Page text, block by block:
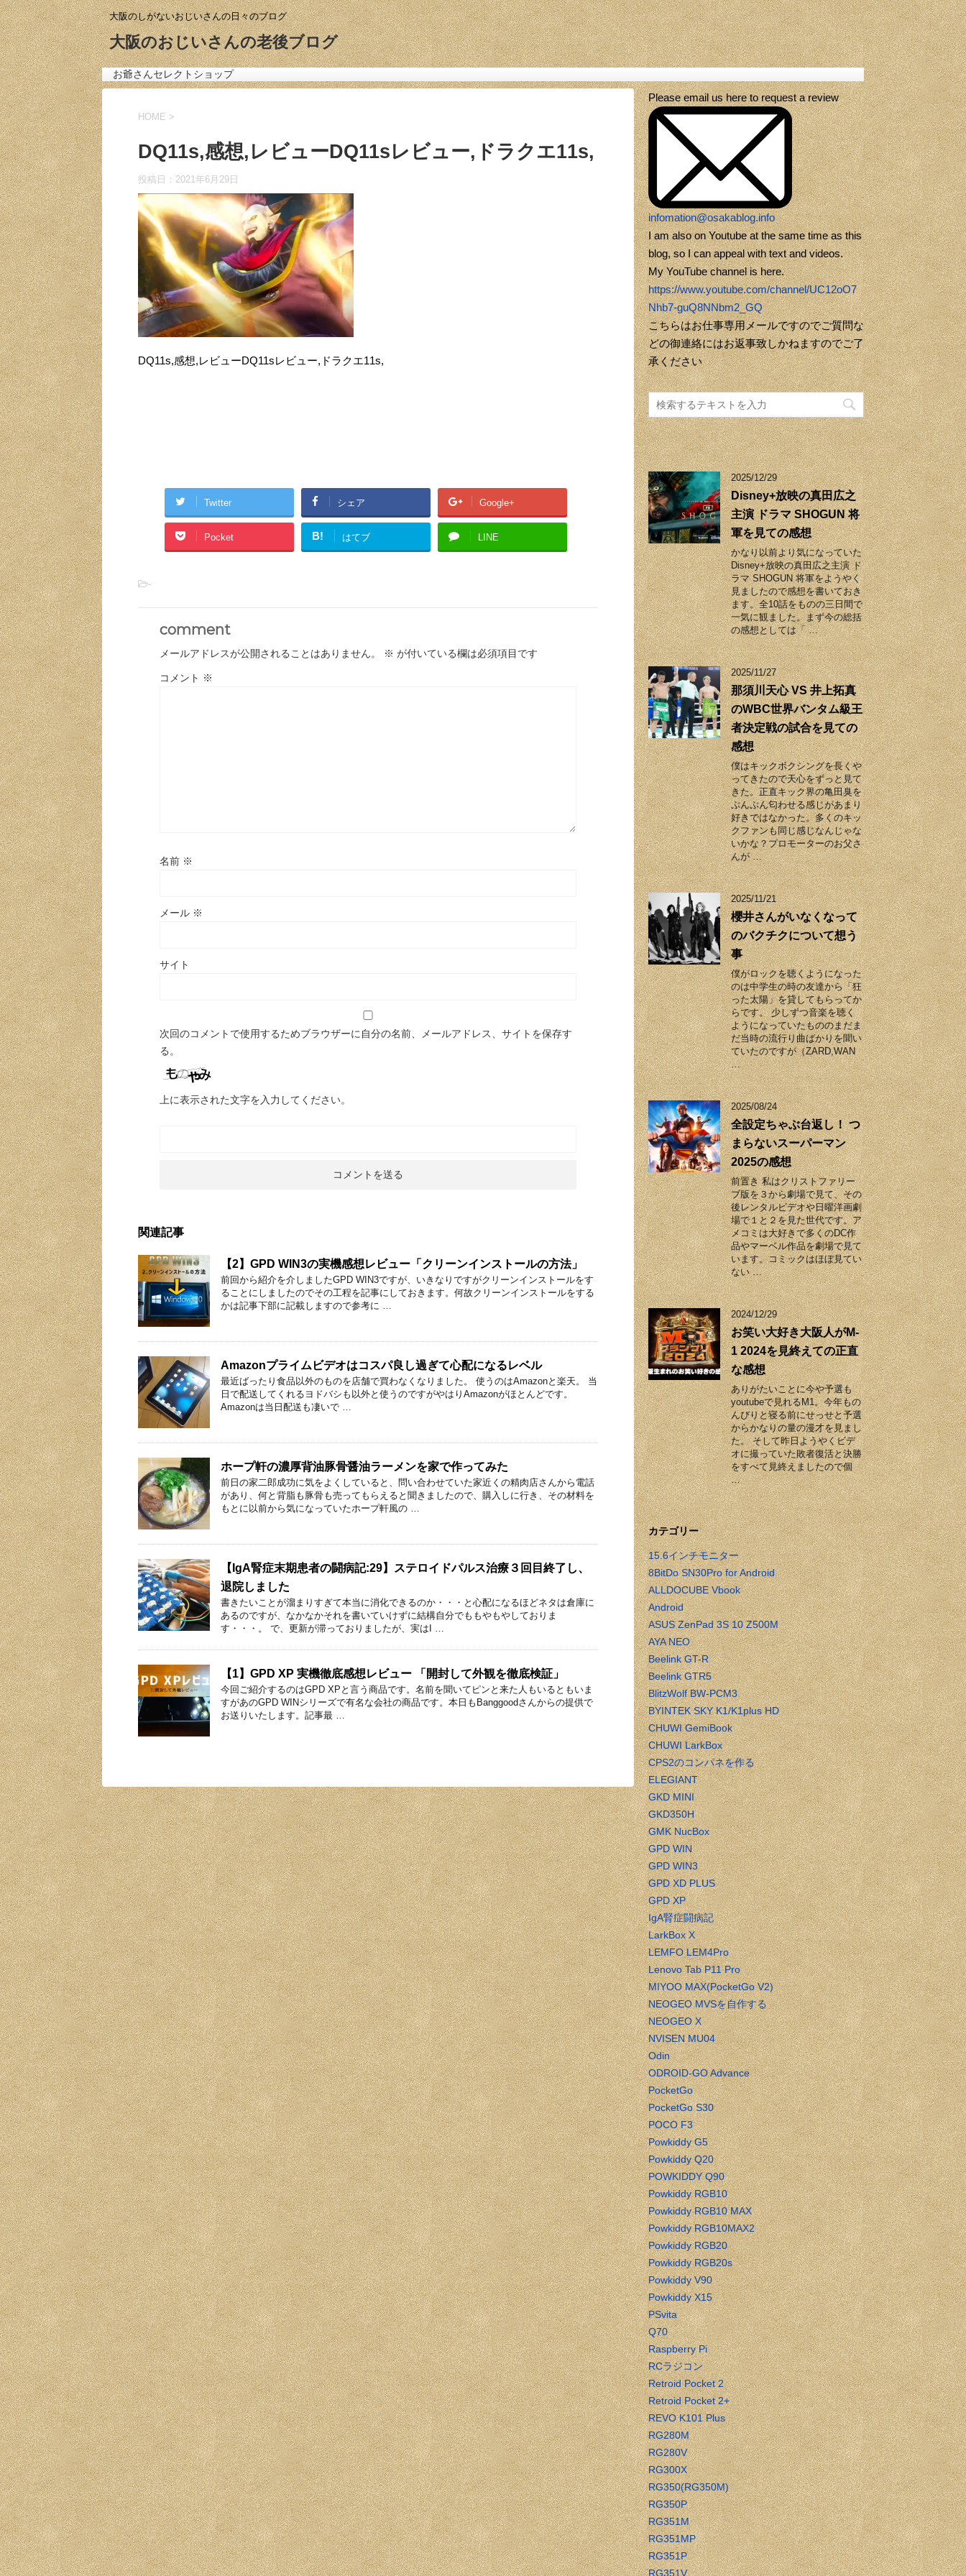
大阪のしがないおじいさんの日々のブログ
大阪のおじいさんの老後ブログ
お爺さんセレクトショップ
HOME >
DQ11s,感想,レビューDQ11sレビュー,ドラクエ11s,
投稿日： 2021年6月29日
DQ11s,感想,レビューDQ11sレビュー,ドラクエ11s,
Twitter シェア Google+
Pocket B! はてブ LINE
-
comment
メールアドレスが公開されることはありません。 ※ が付いている欄は必須項目です
コメント ※
名前 ※
メール ※
サイト
次回のコメントで使用するためブラウザーに自分の名前、メールアドレス、サイトを保存す
る。
上に表示された文字を入力してください。
関連記事
【2】GPD WIN3の実機感想レビュー「クリーンインストールの方法」
前回から紹介を介しましたGPD WIN3ですが、いきなりですがクリーンインストールをす
ることにしましたのでその工程を記事にしておきます。何故クリーンインストールをする
かは記事下部に記載しますので参考に …
Amazonプライムビデオはコスパ良し過ぎて心配になるレベル
最近ばったり食品以外のものを店舗で買わなくなりました。 使うのはAmazonと楽天。 当
日で配送してくれるヨドバシも以外と使うのですがやはりAmazonがほとんどです。
Amazonは当日配送も凄いで …
ホープ軒の濃厚背油豚骨醤油ラーメンを家で作ってみた
前日の家二郎成功に気をよくしていると、問い合わせていた家近くの精肉店さんから電話
があり、何と背脂も豚骨も売ってもらえると聞きましたので、購入しに行き、その材料を
もとに以前から気になっていたホープ軒風の …
【IgA腎症末期患者の闘病記:29】ステロイドパルス治療３回目終了し、
退院しました
書きたいことが溜まりすぎて本当に消化できるのか・・・と心配になるほどネタは倉庫に
あるのですが、なかなかそれを書いていけずに結構自分でももやもやしておりま
す・・・。 で、更新が滞っておりましたが、実はI …
【1】GPD XP 実機徹底感想レビュー 「開封して外観を徹底検証」
今回ご紹介するのはGPD XPと言う商品です。名前を聞いてピンと来た人もいるともいま
すがあのGPD WINシリーズで有名な会社の商品です。本日もBanggoodさんからの提供で
お送りいたします。記事最 …
Please email us here to request a review
infomation@osakablog.info
I am also on Youtube at the same time as this
blog, so I can appeal with text and videos.
My YouTube channel is here.
https://www.youtube.com/channel/UC12oO7
Nhb7-guQ8NNbm2_GQ
こちらはお仕事専用メールですのでご質問な
どの御連絡にはお返事致しかねますのでご了
承ください
2025/12/29
Disney+放映の真田広之
主演 ドラマ SHOGUN 将
軍を見ての感想
かなり以前より気になっていた
Disney+放映の真田広之主演 ド
ラマ SHOGUN 将軍をようやく
見ましたので感想を書いておき
ます。全10話をものの三日間で
一気に観ました。まず今の総括
の感想としては「 …
2025/11/27
那須川天心 VS 井上拓真
のWBC世界バンタム級王
者決定戦の試合を見ての
感想
僕はキックボクシングを長くや
ってきたので天心をずっと見て
きた。正直キック界の亀田臭を
ぷんぷん匂わせる感じがあまり
好きではなかった。多くのキッ
クファンも同じ感じなんじゃな
いかな？プロモーターのお父さ
んが …
2025/11/21
櫻井さんがいなくなって
のバクチクについて想う
事
僕がロックを聴くようになった
のは中学生の時の友達から「狂
った太陽」を貸してもらってか
らです。 少しずつ音楽を聴く
ようになっていたもののまだま
だ当時の流行り曲ばかりを聞い
ていたのですが（ZARD,WAN
…
2025/08/24
全設定ちゃぶ台返し！ つ
まらないスーパーマン
2025の感想
前置き 私はクリストファリー
ブ版を３から劇場で見て、その
後レンタルビデオや日曜洋画劇
場で１と２を見た世代です。ア
メコミは大好きで多くのDC作
品やマーベル作品を劇場で見て
います。コミックはほぼ見てい
ない …
2024/12/29
お笑い大好き大阪人がM-
1 2024を見終えての正直
な感想
ありがたいことに今や予選も
youtubeで見れるM1。今年もの
んびりと寝る前にせっせと予選
からかなりの量の漫才を見まし
た。 そして昨日ようやくビデ
オに撮っていた敗者復活と決勝
をすべて見終えましたので個
…
カテゴリー
15.6インチモニター
8BitDo SN30Pro for Android
ALLDOCUBE Vbook
Android
ASUS ZenPad 3S 10 Z500M
AYA NEO
Beelink GT-R
Beelink GTR5
BlitzWolf BW-PCM3
BYINTEK SKY K1/K1plus HD
CHUWI GemiBook
CHUWI LarkBox
CPS2のコンパネを作る
ELEGIANT
GKD MINI
GKD350H
GMK NucBox
GPD WIN
GPD WIN3
GPD XD PLUS
GPD XP
IgA腎症闘病記
LarkBox X
LEMFO LEM4Pro
Lenovo Tab P11 Pro
MIYOO MAX(PocketGo V2)
NEOGEO MVSを自作する
NEOGEO X
NVISEN MU04
Odin
ODROID-GO Advance
PocketGo
PocketGo S30
POCO F3
Powkiddy G5
Powkiddy Q20
POWKIDDY Q90
Powkiddy RGB10
Powkiddy RGB10 MAX
Powkiddy RGB10MAX2
Powkiddy RGB20
Powkiddy RGB20s
Powkiddy V90
Powkiddy X15
PSvita
Q70
Raspberry Pi
RCラジコン
Retroid Pocket 2
Retroid Pocket 2+
REVO K101 Plus
RG280M
RG280V
RG300X
RG350(RG350M)
RG350P
RG351M
RG351MP
RG351P
RG351V